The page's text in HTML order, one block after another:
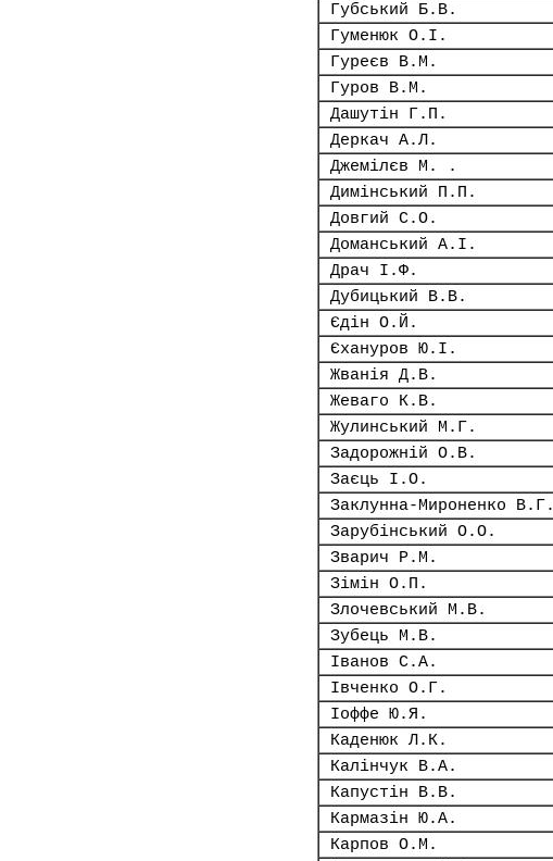
Губський Б.В.
Гуменюк О.І.
Гуреєв В.М.
Гуров В.М.
Дашутін Г.П.
Деркач А.Л.
Джемілєв М. .
Димінський П.П.
Довгий С.О.
Доманський А.І.
Драч І.Ф.
Дубицький В.В.
Єдін О.Й.
Єхануров Ю.І.
Жванія Д.В.
Жеваго К.В.
Жулинський М.Г.
Задорожній О.В.
Заєць І.О.
Заклунна-Мироненко В.Г.
Зарубінський О.О.
Зварич Р.М.
Зімін О.П.
Злочевський М.В.
Зубець М.В.
Іванов С.А.
Івченко О.Г.
Іоффе Ю.Я.
Каденюк Л.К.
Калінчук В.А.
Капустін В.В.
Кармазін Ю.А.
Карпов О.М.